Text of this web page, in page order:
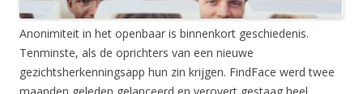
Anonimiteit in het openbaar is binnenkort geschiedenis.
Tenminste, als de oprichters van een nieuwe
gezichtsherkenningsapp hun zin krijgen. FindFace werd twee